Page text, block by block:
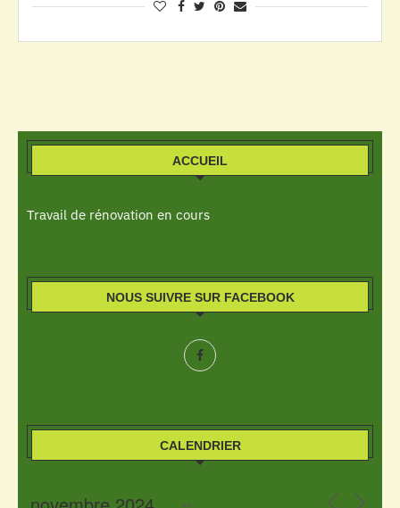
ACCUEIL
Travail de rénovation en cours
NOUS SUIVRE SUR FACEBOOK
CALENDRIER